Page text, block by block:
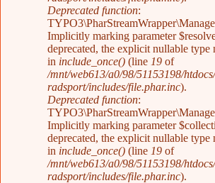
Deprecated function:
Implicitly marking parameter
deprecated, the explicit nullable type
in include_once() (line 19 of
/mnt/web613/a0/98/51153198/
radsport/includes/file.phar.inc).
Deprecated function:
Implicitly marking parameter
deprecated, the explicit nullable type
in include_once() (line 19 of
/mnt/web613/a0/98/51153198/
radsport/includes/file.phar.inc).